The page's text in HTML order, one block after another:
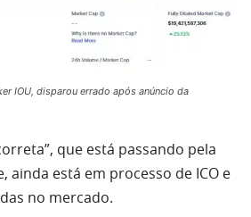
IOU, disparou errado após anúncio da
que está passando pela
ainda está em processo de ICO e
no mercado.